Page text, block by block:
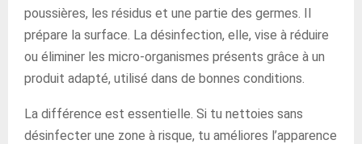
poussières, les résidus et une partie des germes. Il
prépare la surface. La désinfection, elle, vise à réduire
ou éliminer les micro-organismes présents grâce à un
produit adapté, utilisé dans de bonnes conditions.
La différence est essentielle. Si tu nettoies sans
désinfecter une zone à risque, tu améliores l’apparence